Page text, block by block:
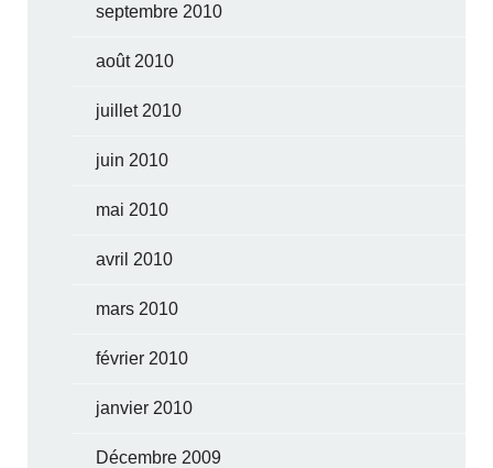
septembre 2010
août 2010
juillet 2010
juin 2010
mai 2010
avril 2010
mars 2010
février 2010
janvier 2010
Décembre 2009